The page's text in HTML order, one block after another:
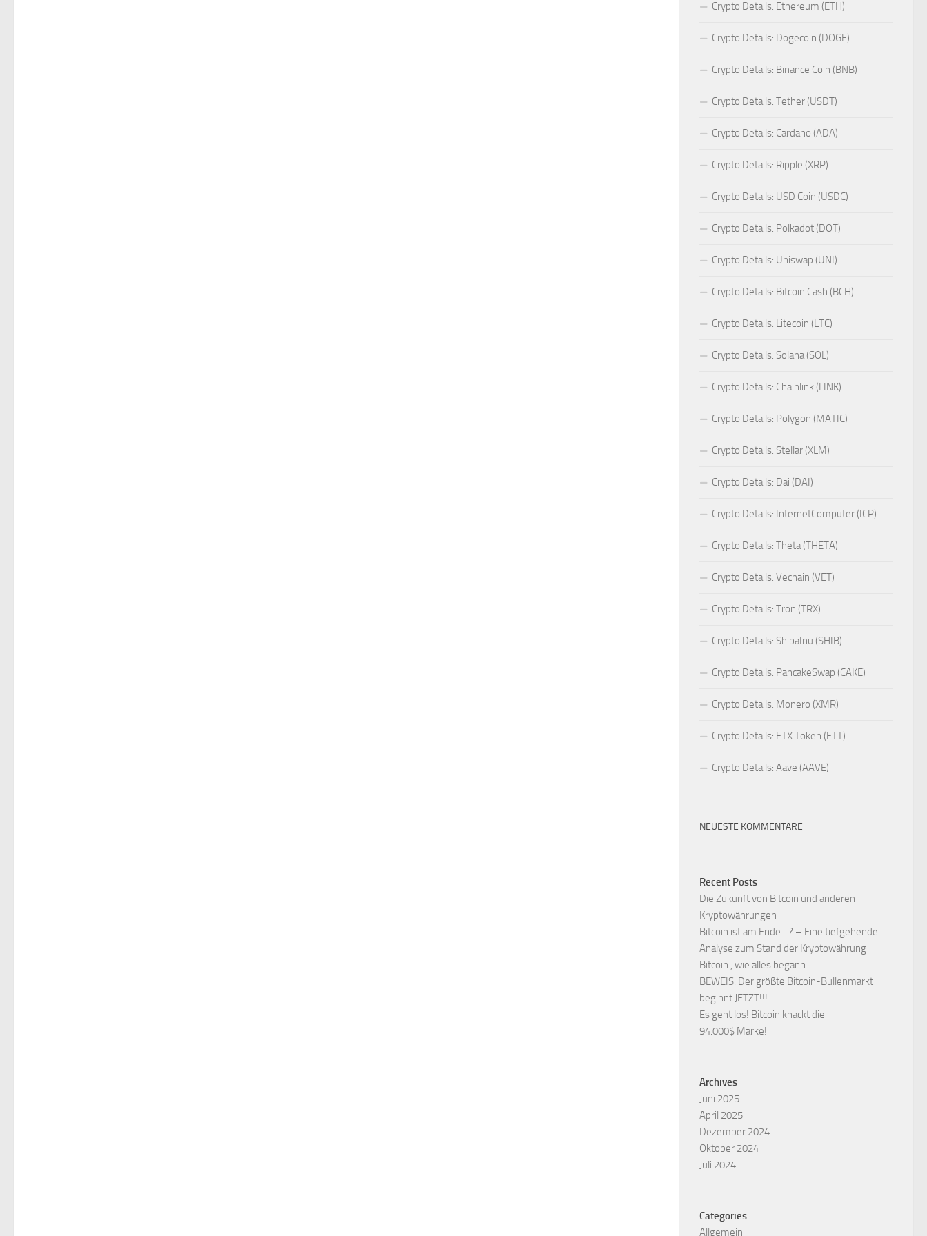
Crypto Details: Ethereum (ETH)
Crypto Details: Dogecoin (DOGE)
Crypto Details: Binance Coin (BNB)
Crypto Details: Tether (USDT)
Crypto Details: Cardano (ADA)
Crypto Details: Ripple (XRP)
Crypto Details: USD Coin (USDC)
Crypto Details: Polkadot (DOT)
Crypto Details: Uniswap (UNI)
Crypto Details: Bitcoin Cash (BCH)
Crypto Details: Litecoin (LTC)
Crypto Details: Solana (SOL)
Crypto Details: Chainlink (LINK)
Crypto Details: Polygon (MATIC)
Crypto Details: Stellar (XLM)
Crypto Details: Dai (DAI)
Crypto Details: InternetComputer (ICP)
Crypto Details: Theta (THETA)
Crypto Details: Vechain (VET)
Crypto Details: Tron (TRX)
Crypto Details: ShibaInu (SHIB)
Crypto Details: PancakeSwap (CAKE)
Crypto Details: Monero (XMR)
Crypto Details: FTX Token (FTT)
Crypto Details: Aave (AAVE)
NEUESTE KOMMENTARE
Recent Posts
Die Zukunft von Bitcoin und anderen
Kryptowährungen
Bitcoin ist am Ende…? – Eine tiefgehende
Analyse zum Stand der Kryptowährung
Bitcoin , wie alles begann…
BEWEIS: Der größte Bitcoin-Bullenmarkt
beginnt JETZT!!!
Es geht los! Bitcoin knackt die
94.000$ Marke!
Archives
Juni 2025
April 2025
Dezember 2024
Oktober 2024
Juli 2024
Categories
Allgemein